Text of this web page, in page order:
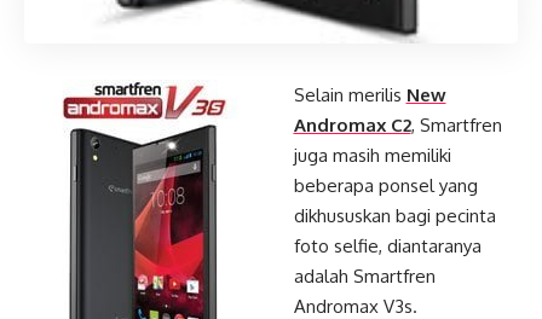
Selain merilis New
Andromax C2, Smartfren
juga masih memiliki
beberapa ponsel yang
dikhususkan bagi pecinta
foto selfie, diantaranya
adalah Smartfren
Andromax V3s.